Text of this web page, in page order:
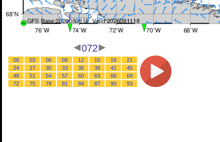
072
00 03 06 09 12 15 18
21
24
27 30 33 36 39 42
45
48
51 54 57 60 63 66
69
72
75 78 81 84 87 90 93